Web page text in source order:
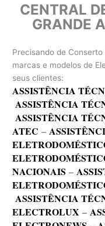
CENTRAL
GRANDE
Precisando de
marcas e modelos de
seus clientes:
ASSISTÊNCIA
ASSISTÊNCIA
ASSISTÊNCIA
ATEC –
NACIONAIS –
ASSISTÊNCIA
ELECTROLUX –